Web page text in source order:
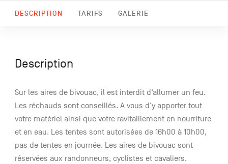
DESCRIPTION TARIFS GALERIE
Description
Sur les aires de bivouac, il est interdit d’allumer un feu.
Les réchauds sont conseillés. A vous d'y apporter tout
votre matériel ainsi que votre ravitaillement en nourriture
et en eau. Les tentes sont autorisées de 16h00 à 10h00,
pas de tentes en journée. Les aires de bivouac sont
réservées aux randonneurs, cyclistes et cavaliers.